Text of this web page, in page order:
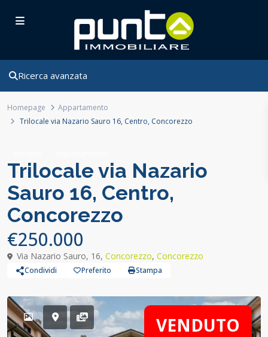
Ricerca avanzata
Homepage
Appartamento
Trilocale via Nazario Sauro 16, Centro, Concorezzo
Trilocale via Nazario
Sauro 16, Centro,
Concorezzo
€250.000
Via Nazario Sauro, 16, Concorezzo, Concorezzo
Condividi Preferito Stampa
VENDUTO